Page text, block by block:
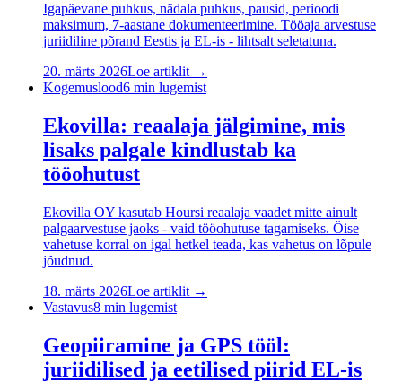
Igapäevane puhkus, nädala puhkus, pausid, perioodi
maksimum, 7-aastane dokumenteerimine. Tööaja arvestuse
juriidiline põrand Eestis ja EL-is - lihtsalt seletatuna.
20. märts 2026Loe artiklit →
Kogemuslood6 min lugemist
Ekovilla: reaalaja jälgimine, mis
lisaks palgale kindlustab ka
tööohutust
Ekovilla OY kasutab Hoursi reaalaja vaadet mitte ainult
palgaarvestuse jaoks - vaid tööohutuse tagamiseks. Öise
vahetuse korral on igal hetkel teada, kas vahetus on lõpule
jõudnud.
18. märts 2026Loe artiklit →
Vastavus8 min lugemist
Geopiiramine ja GPS tööl:
juriidilised ja eetilised piirid EL-is